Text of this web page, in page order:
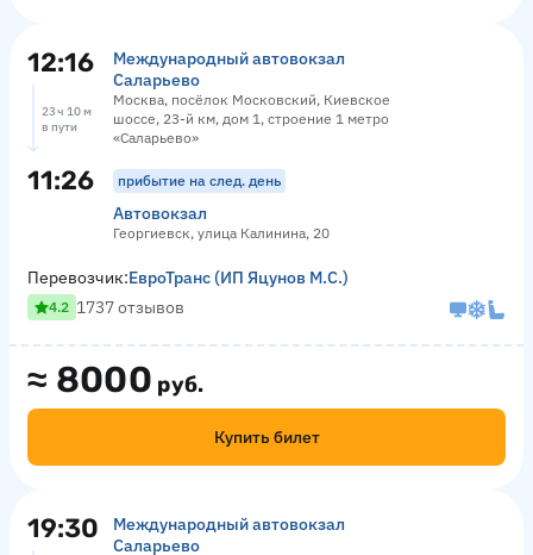
12:16
Международный автовокзал
Саларьево
Москва, посёлок Московский, Киевское
шоссе, 23-й км, дом 1, строение 1 метро
«Саларьево»
23 ч 10 м
в пути
11:26 прибытие на след. день
Автовокзал
Георгиевск, улица Калинина, 20
≈ 8000 руб.
Купить билет
Перевозчик:ЕвроТранс (ИП Яцунов М.С.)
4.2 1737 отзывов
19:30
Международный автовокзал
Саларьево